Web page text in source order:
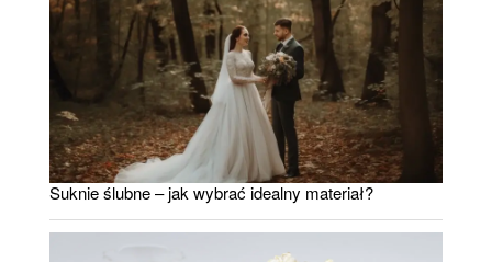
Suknie ślubne – jak wybrać idealny materiał?